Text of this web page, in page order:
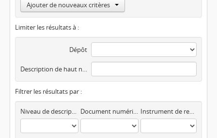
Ajouter de nouveaux critères
Limiter les résultats à :
Dépôt
Description de haut niveau
Filtrer les résultats par :
Niveau de description Document numérisé disponible Instrument de recherche